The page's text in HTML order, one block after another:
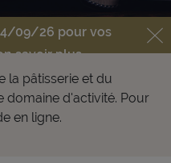
09/26 pour vos
savoir plus
la pâtisserie et du
d'activité. Pour
en ligne.